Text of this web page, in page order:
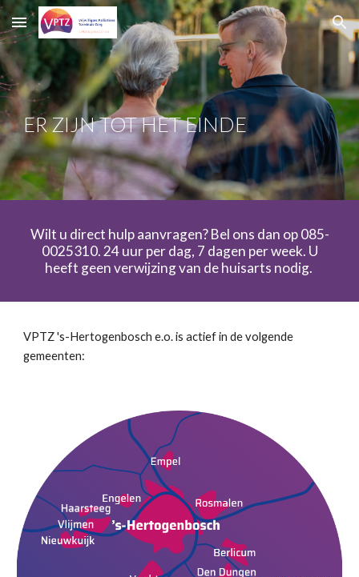
Skip to main content Skip to navigation
ER ZIJN TOT HET EINDE
Wilt u direct hulp aanvragen? Bel ons dan op 085-
0025310. 24 uur per dag, 7 dagen per week. U
heeft geen verwijzing van de huisarts nodig.
VPTZ 's-Hertogenbosch e.o. is actief in de volgende
gemeenten: